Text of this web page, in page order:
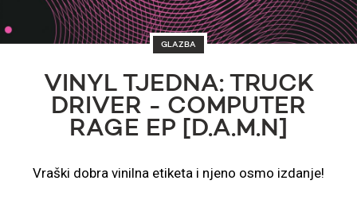
GLAZBA
VINYL TJEDNA: TRUCK
DRIVER - COMPUTER
RAGE EP [D.A.M.N]
Vraški dobra vinilna etiketa i njeno osmo izdanje!